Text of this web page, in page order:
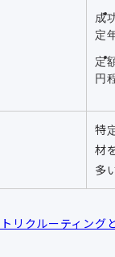
成
定
定
円
特
材
多
リクルーティング